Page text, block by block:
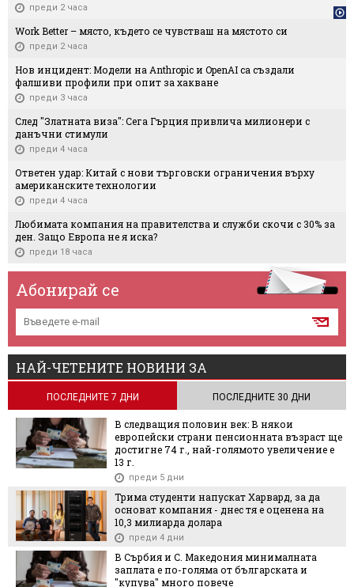
преди 2 часа
Work Better – място, където се чувстваш на мястото си
преди 2 часа
Нов инцидент: Модели на Anthropic и OpenAI са създали
фалшиви профили при опит за хакване
преди 3 часа
След "Златната виза": Сега Гърция привлича милионери с
данъчни стимули
преди 4 часа
Ответен удар: Китай с нови търговски ограничения върху
американските технологии
преди 4 часа
Любимата компания на правителства и служби скочи с 30% за
ден. Защо Европа не я иска?
преди 18 часа
Абонирай се
НАЙ-ЧЕТЕНИТЕ НОВИНИ ЗА
ПОСЛЕДНИТЕ 7 ДНИ ПОСЛЕДНИТЕ 30 ДНИ
В следващия половин век: В някои
европейски страни пенсионната възраст ще
достигне 74 г., най-голямото увеличение е
13 г.
преди 5 дни
Трима студенти напускат Харвард, за да
основат компания - днес тя е оценена на
10,3 милиарда долара
преди 4 дни
В Сърбия и С. Македония минималната
заплата е по-голяма от българската и
"купува" много повече